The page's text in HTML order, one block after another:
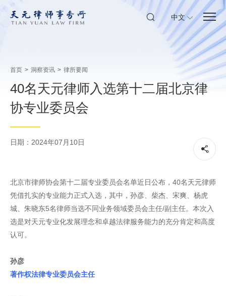
中文
首页 > 洞察资讯 > 律所要闻
40名天元律师入选第十二届北京律
协专业委员会
日期：2024年07月10日
北京市律师协会第十二届专业委员会名单近日公布，40名天元律师
凭借扎实的专业能力正式入选，其中，孙彦、柴杰、宋爽、杨虎
城、朱晓东5名律师当选不同业务领域委员会主任/副主任。本次入
选是对天元专业化发展理念和卓越法律服务能力的充分肯定和高度
认可。
孙彦
著作权法律专业委员会主任